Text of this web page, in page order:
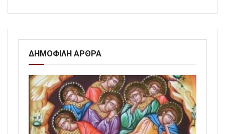
ΔΗΜΟΦΙΛΗ ΑΡΘΡΑ